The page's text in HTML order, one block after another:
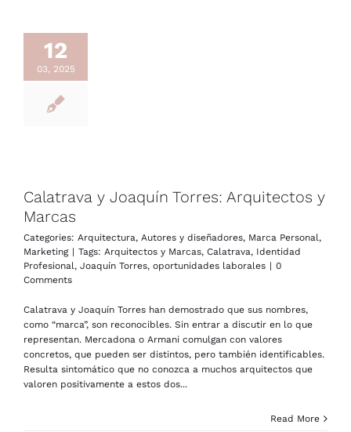
12
03, 2025
Calatrava y Joaquín Torres: Arquitectos y
Marcas
Categories: Arquitectura, Autores y diseñadores, Marca Personal,
Marketing | Tags: Arquitectos y Marcas, Calatrava, Identidad
Profesional, Joaquín Torres, oportunidades laborales | 0
Comments
Calatrava y Joaquín Torres han demostrado que sus nombres,
como “marca”, son reconocibles. Sin entrar a discutir en lo que
representan. Mercadona o Armani comulgan con valores
concretos, que pueden ser distintos, pero también identificables.
Resulta sintomático que no conozca a muchos arquitectos que
valoren positivamente a estos dos...
Read More